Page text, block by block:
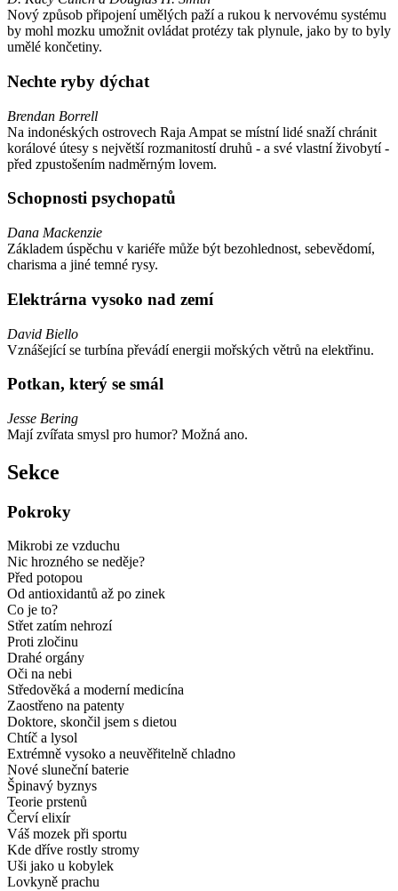
Nový způsob připojení umělých paží a rukou k nervovému systému
by mohl mozku umožnit ovládat protézy tak plynule, jako by to byly
umělé končetiny.
Nechte ryby dýchat
Brendan Borrell
Na indonéských ostrovech Raja Ampat se místní lidé snaží chránit
korálové útesy s největší rozmanitostí druhů - a své vlastní živobytí -
před zpustošením nadměrným lovem.
Schopnosti psychopatů
Dana Mackenzie
Základem úspěchu v kariéře může být bezohlednost, sebevědomí,
charisma a jiné temné rysy.
Elektrárna vysoko nad zemí
David Biello
Vznášející se turbína převádí energii mořských větrů na elektřinu.
Potkan, který se smál
Jesse Bering
Mají zvířata smysl pro humor? Možná ano.
Sekce
Pokroky
Mikrobi ze vzduchu
Nic hrozného se neděje?
Před potopou
Od antioxidantů až po zinek
Co je to?
Střet zatím nehrozí
Proti zločinu
Drahé orgány
Oči na nebi
Středověká a moderní medicína
Zaostřeno na patenty
Doktore, skončil jsem s dietou
Chtíč a lysol
Extrémně vysoko a neuvěřitelně chladno
Nové sluneční baterie
Špinavý byznys
Teorie prstenů
Červí elixír
Váš mozek při sportu
Kde dříve rostly stromy
Uši jako u kobylek
Lovkyně prachu